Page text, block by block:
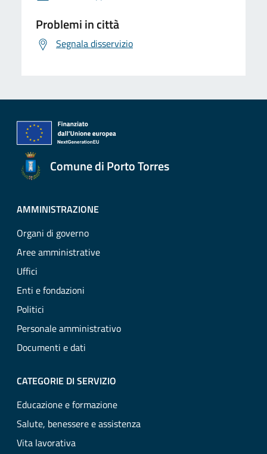
Problemi in città
Segnala disservizio
Comune di Porto Torres
AMMINISTRAZIONE
Organi di governo
Aree amministrative
Uffici
Enti e fondazioni
Politici
Personale amministrativo
Documenti e dati
CATEGORIE DI SERVIZIO
Educazione e formazione
Salute, benessere e assistenza
Vita lavorativa